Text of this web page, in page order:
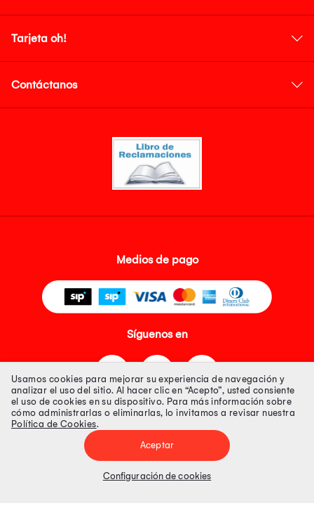
Tarjeta oh!
Contáctanos
Medios de pago
Síguenos en
Tienda 100% Segura
Tiendas Peruanas S.A. R.U.C. Nº 20493020618. Todos los derechos
Precios disponibles solo en www.oechsle.pe. Precios online publicados
Usamos cookies para mejorar su experiencia de navegación y
analizar el uso del sitio. Al hacer clic en “Acepto”, usted consiente
el uso de cookies en su dispositivo. Para más información sobre
cómo administrarlas o eliminarlas, lo invitamos a revisar nuestra
Política de Cookies.
Aceptar
Configuración de cookies